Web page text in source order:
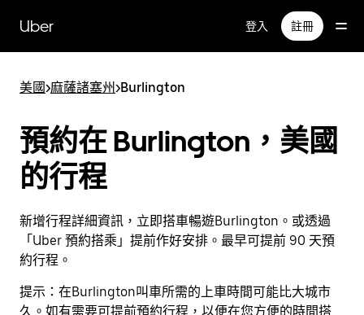
Uber 登入 註冊
美國>麻薩諸塞州>Burlington
預約在 Burlington，美國
的行程
新增行程詳細資訊，立即搭車暢遊Burlington。或透過
「Uber 預約搭乘」提前作好安排。最早可提前 90 天預
約行程。
提示： 在Burlington叫車所需的上車時間可能比大城市
久。如有需要可提前預約行程，以便在您方便的時間搭